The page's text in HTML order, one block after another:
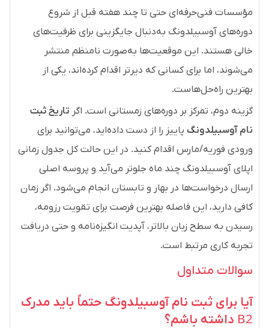
مؤسسات فنی‌حرفه‌ای حتی تا چند هفته قبل از شروع
دوره‌های آوسبیلدونگ به‌دنبال جایگزینی برای ظرفیت‌های
خالی هستند. این موقعیت‌ها به‌صورت نامنظم منتشر
می‌شوند، اما برای کسانی که دیرتر اقدام کرده‌اند، یکی از
بهترین راه‌حل‌هاست.
گزینه دوم، تمرکز بر دوره‌های زمستانی است. اگر تاریخ ثبت
نام آوسبیلدونگ پاییز را از دست داده‌اید، می‌توانید برای
ورودی فوریه/مارس اقدام کنید. در این حالت کل جدول زمانی
اپلای آوسبیلدونگ چند ماه جلوتر می‌آید و پروسه اصلی
ارسال درخواست‌ها در بهار و تابستان انجام می‌شود. اگر زمان
کافی دارید، این فاصله بهترین فرصت برای تقویت رزومه،
رسیدن به سطح زبان بالاتر، آپدیت انگیزه‌نامه و حتی دریافت
تجربه کاری مرتبط است.
سوالات متداول
آیا برای ثبت نام آوسبیلدونگ حتماً باید مدرک
B2 داشته باشم؟